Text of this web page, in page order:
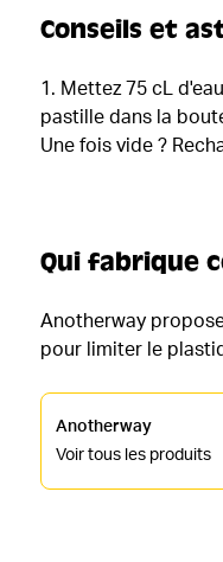
Conseils et
1. Mettez 75 cL
pastille dans la
Une fois vide ?
Qui fabrique
Anotherway
pour limiter le
Anotherway
Voir tous les produits